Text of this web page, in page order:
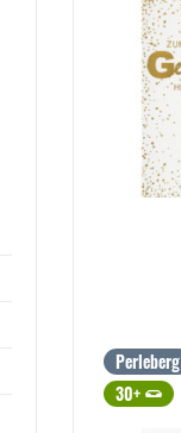
Perleberg
30+